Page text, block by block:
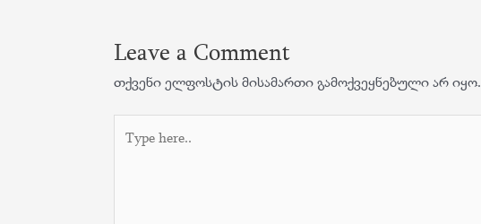
Leave a Comment
თქვენი ელფოსტის მისამართი გამოქვეყნებული არ იყო.
here..